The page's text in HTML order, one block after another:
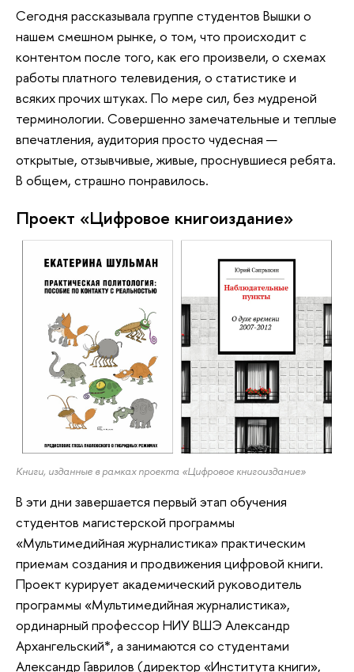
Сегодня рассказывала группе студентов Вышки о
нашем смешном рынке, о том, что происходит с
контентом после того, как его произвели, о схемах
работы платного телевидения, о статистике и
всяких прочих штуках. По мере сил, без мудреной
терминологии. Совершенно замечательные и теплые
впечатления, аудитория просто чудесная —
открытые, отзывчивые, живые, проснувшиеся ребята.
В общем, страшно понравилось.
Проект «Цифровое книгоиздание»
Книги, изданные в рамках проекта «Цифровое книгоиздание»
В эти дни завершается первый этап обучения
студентов магистерской программы
«Мультимедийная журналистика» практическим
приемам создания и продвижения цифровой книги.
Проект курирует академический руководитель
программы «Мультимедийная журналистика»,
ординарный профессор НИУ ВШЭ Александр
Архангельский*, а занимаются со студентами
Александр Гаврилов (директор «Института книги»,